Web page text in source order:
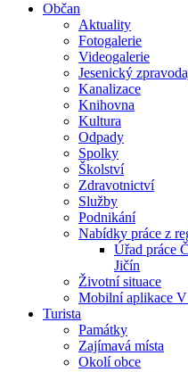
Občan
Aktuality
Fotogalerie
Videogalerie
Jesenický
Kanalizace
Knihovna
Kultura
Odpady
Spolky
Školství
Zdravotnictví
Služby
Podnikání
Nabídky práce z
Úřad práce
Jičín
Životní situace
Mobilní aplikace
Turista
Památky
Zajímavá místa
Okolí obce